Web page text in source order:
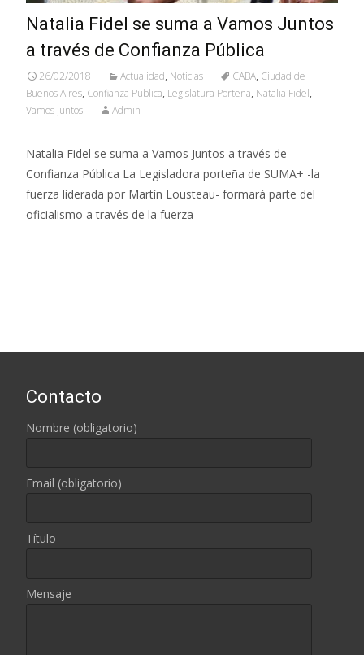
Natalia Fidel se suma a Vamos Juntos
a través de Confianza Pública
26/02/2018 Actualidad, Noticias CABA, Ciudad de
Buenos Aires, Confianza Publica, Legislatura Porteña, Natalia Fidel,
Vamos Juntos
Admin
Natalia Fidel se suma a Vamos Juntos a través de
Confianza Pública La Legisladora porteña de SUMA+ -la
fuerza liderada por Martín Lousteau- formará parte del
oficialismo a través de la fuerza
Contacto
Nombre (obligatorio)
Email (obligatorio)
Título
Mensaje